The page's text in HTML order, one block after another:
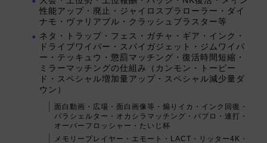
性能アップ・廃止・ジャイロスプラローラー・ダイ
ナモ・ヴァリアブル・クラッシュブラスター等
ネタ・トラップ・フェス・ガチャ・ギア・インク・
ドライブワイパー・スパイガジェット・ジムワイパ
ー・テッキュウ・懲罰マッチング・復活時間短縮・
ミラーマッチングの仕組み（カンモン・トーピー
ド・スペシャル増加量アップ・スペシャル減少量ダ
ウン）
面白動画・広場・面白画像等・煽りイカ・インク回復・
パラシェルター・オカシラマッチング・パブロ・連打・
オーバーフロッシャー・たいじ杯
メモリープレイヤー・エモート・LACT・リッター4K・